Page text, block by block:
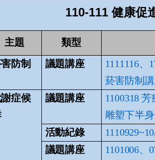
110-111 健康促
主題 類型
防制
議題講座
1111116、
菸害防制
症候
議題講座
1100318
雕塑下半
活動紀錄
議題講座
1101006、